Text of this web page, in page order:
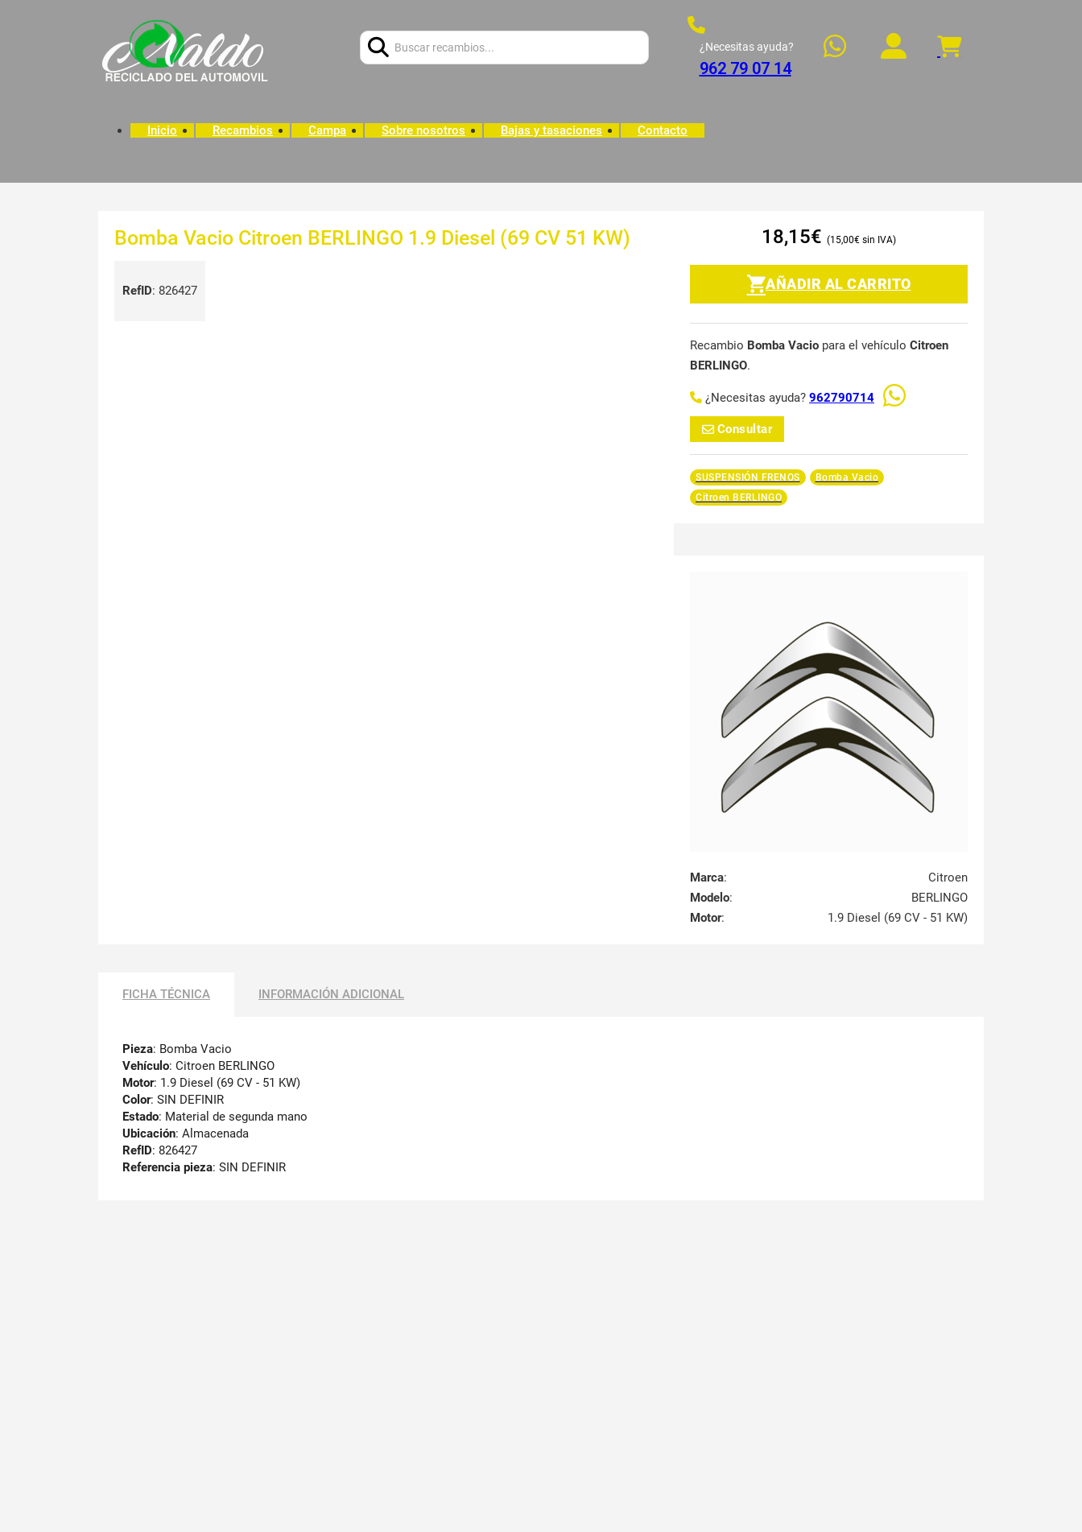
¿Necesitas ayuda?
962 79 07 14
Inicio Recambios Campa Sobre nosotros Bajas y tasaciones Contacto
Bomba Vacio Citroen BERLINGO 1.9 Diesel (69 CV 51 KW)
RefID: 826427
18,15€ 15,00€
AÑADIR AL CARRITO
Recambio Bomba Vacio para el vehículo Citroen
BERLINGO.
¿Necesitas ayuda? 962790714
Consultar
SUSPENSIÓN FRENOS
Bomba Vacio
Citroen BERLINGO
Marca:
Citroen
Modelo:
BERLINGO
Motor: 1.9 Diesel (69 CV - 51 KW)
FICHA TÉCNICA INFORMACIÓN ADICIONAL
Pieza: Bomba Vacio
Vehículo: Citroen BERLINGO
Motor: 1.9 Diesel (69 CV - 51 KW)
Color: SIN DEFINIR
Estado: Material de segunda mano
Ubicación: Almacenada
RefID: 826427
Referencia pieza: SIN DEFINIR